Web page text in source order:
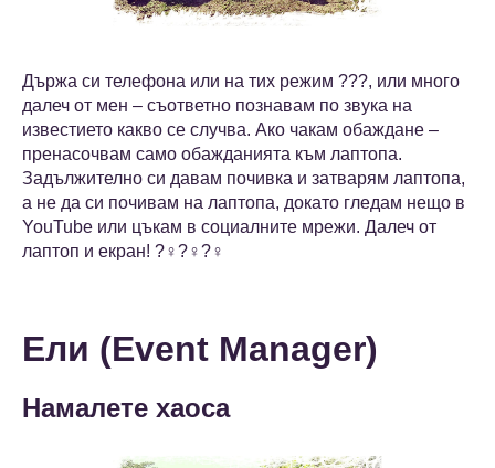
Държа си телефона или на тих режим ???, или много
далеч от мен – съответно познавам по звука на
известието какво се случва. Ако чакам обаждане –
пренасочвам само обажданията към лаптопа.
Задължително си давам почивка и затварям лаптопа,
а не да си почивам на лаптопа, докато гледам нещо в
YouTube или цъкам в социалните мрежи. Далеч от
лаптоп и екран! ?‍♀️?‍♀️?‍♀️
Ели (Event Manager)
Намалете хаоса